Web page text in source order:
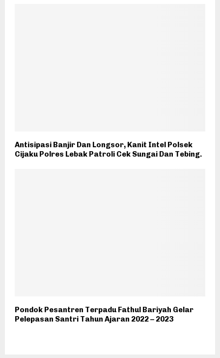
Antisipasi Banjir Dan Longsor, Kanit Intel Polsek
Cijaku Polres Lebak Patroli Cek Sungai Dan Tebing.
Pondok Pesantren Terpadu Fathul Bariyah Gelar
Pelepasan Santri Tahun Ajaran 2022 – 2023